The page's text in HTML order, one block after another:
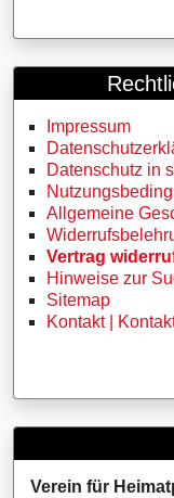
Impressum
Datenschutz in
Allgemeine
Vertrag
Hinweise zur
Sitemap
Kontakt |
Verein für